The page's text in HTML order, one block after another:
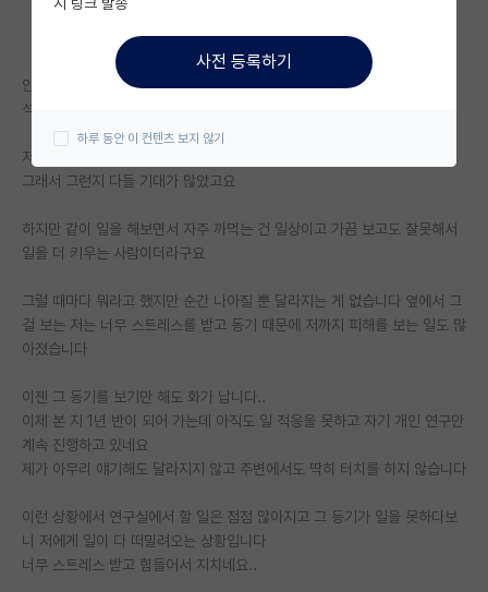
미국 대학원 합격 후기 게시판
대학원생 모집 게시판
연구실(PI) 홍보 게시판
임용 정보 게시판
학부 인턴 게시판
취업 게시판
임용 후기 게시판
PI 전용 게시판
인문사회 계열 게시판
특수/전문대학원 게시판
반도체/AI 게시판
안녕하세요
석박통합을 수행하고 있는 학생입니다
저랑 같이 들어온 동기가 있는데 그 친구는 저와 달리 자대생입니다
그래서 그런지 다들 기대가 많았고요
하지만 같이 일을 해보면서 자주 까먹는 건 일상이고 가끔 보고도 잘못해서
일을 더 키우는 사람이더라구요
그럴 때마다 뭐라고 했지만 순간 나아질 뿐 달라지는 게 없습니다 옆에서 그
걸 보는 저는 너무 스트레스를 받고 동기 때문에 저까지 피해를 보는 일도 많
아졌습니다
이젠 그 동기를 보기만 해도 화가 납니다..
이제 본 지 1년 반이 되어 가는데 아직도 일 적응을 못하고 자기 개인 연구만
계속 진행하고 있네요
제가 아무리 얘기해도 달라지지 않고 주변에서도 딱히 터치를 하지 않습니다
이런 상황에서 연구실에서 할 일은 점점 많아지고 그 동기가 일을 못하다보
니 저에게 일이 다 떠밀려오는 상황입니다
너무 스트레스 받고 힘들어서 지치네요..
사전 등록하기
하루 동안 이 컨텐츠 보지 않기